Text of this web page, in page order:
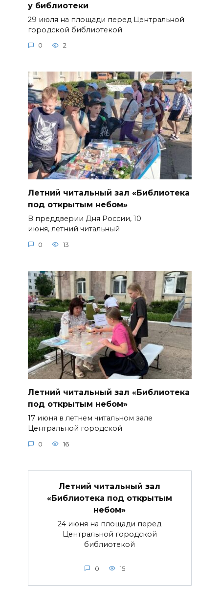
у библиотеки
29 июля на площади перед Центральной
городской библиотекой
0 2
Летний читальный зал «Библиотека
под открытым небом»
В преддверии Дня России, 10
июня, летний читальный
0 13
Летний читальный зал «Библиотека
под открытым небом»
17 июня в летнем читальном зале
Центральной городской
0 16
Летний читальный зал
«Библиотека под открытым
небом»
24 июня на площади перед
Центральной городской
библиотекой
0 15